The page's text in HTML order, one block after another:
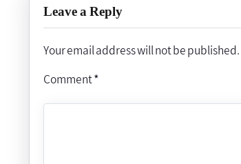
Leave a Reply
Your email address will not be published.
Comment*